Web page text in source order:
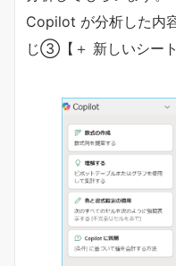
Copilot が分析した内
じ➂【＋ 新しいシー